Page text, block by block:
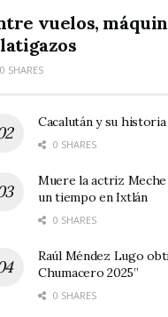
vuelos,
0 SHARES
Cacalután y su historia
0 SHARES
Muere la actriz
un tiempo en Ixtlán
0 SHARES
Raúl Méndez Lugo
Chumacero 2025”
0 SHARES